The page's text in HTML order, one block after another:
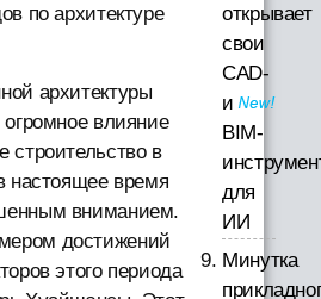
по архитектуре
архитектуры
влияние
строительство в
настоящее время
вниманием.
достижений
этого периода
открывает
свои
CAD-
и
BIM-
для
ИИ
Минутка